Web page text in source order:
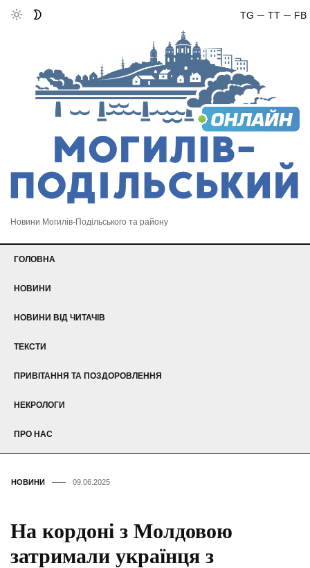
FB
TT
TG
Новини Могилів-Подільського та району
ГОЛОВНА
НОВИНИ
НОВИНИ ВІД ЧИТАЧІВ
ТЕКСТИ
ПРИВІТАННЯ ТА ПОЗДОРОВЛЕННЯ
НЕКРОЛОГИ
ПРО НАС
НОВИНИ 09.06.2025
На кордоні з Молдовою
затримали українця з